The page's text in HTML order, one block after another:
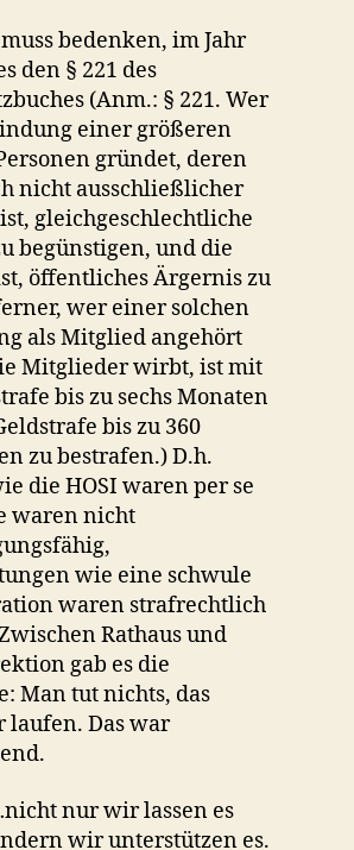
bedenken, im Jahr
den § 221 des
(Anm.: § 221. Wer
einer größeren
gründet, deren
nicht ausschließlicher
gleichgeschlechtliche
begünstigen, und die
öffentliches Ärgernis zu
wer einer solchen
als Mitglied angehört
Mitglieder wirbt, ist mit
bis zu sechs Monaten
bis zu 360
zu bestrafen.) D.h.
die HOSI waren per se
waren nicht
wie eine schwule
waren strafrechtlich
Rathaus und
gab es die
Man tut nichts, das
laufen. Das war
nur wir lassen es
wir unterstützen es.